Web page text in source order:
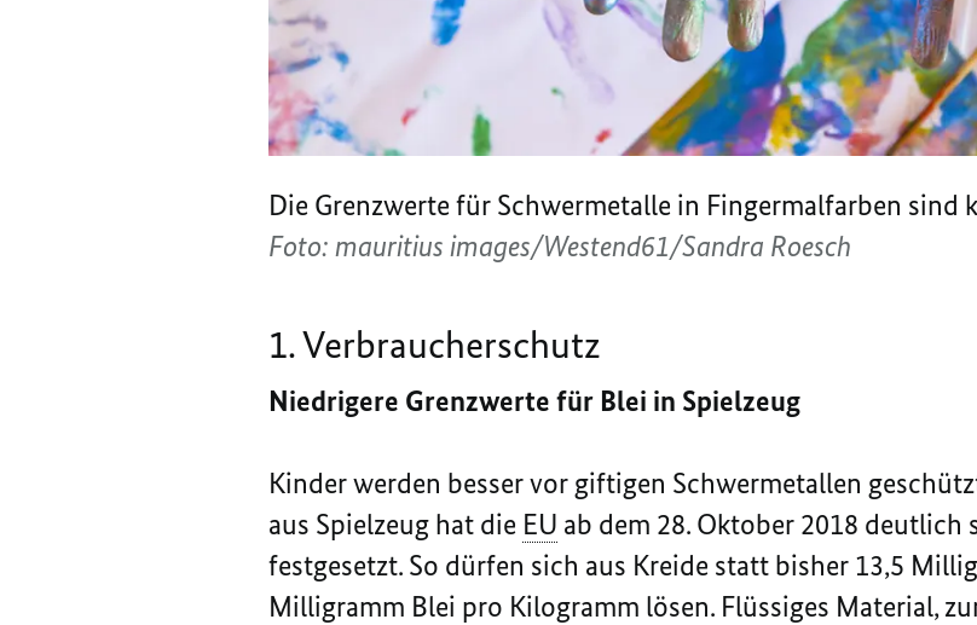
Die Grenzwerte für Schwermetalle in Fingermalfarben sind
Foto: mauritius images/Westend61/Sandra Roesch
1. Verbraucherschutz
Niedrigere Grenzwerte für Blei in Spielzeug
Kinder werden besser vor giftigen Schwermetallen
aus Spielzeug hat die EU ab dem 28. Oktober 2018 deutlich
festgesetzt. So dürfen sich aus Kreide statt bisher 13,5
Milligramm Blei pro Kilogramm lösen. Flüssiges Material,